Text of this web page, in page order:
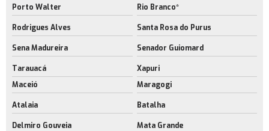
Porto Walter Rio Branco*
Rodrigues Alves Santa Rosa do Purus
Sena Madureira Senador Guiomard
Tarauacá
Xapuri
Maceió
Maragogi
Atalaia Batalha
Delmiro Gouveia Mata Grande